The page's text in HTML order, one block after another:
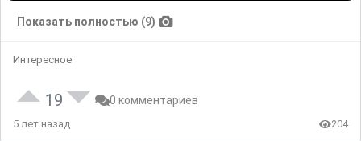
Показать полностью (9)
Интересное
19 0 комментариев
5 лет назад 204